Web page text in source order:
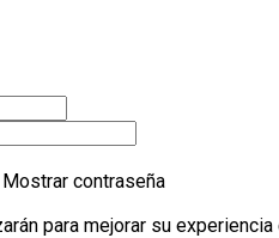
Mostrar contraseña
para mejorar su